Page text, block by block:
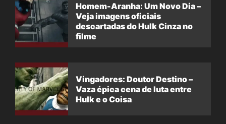
Homem-Aranha: Um Novo Dia –
Veja imagens oficiais
descartadas do Hulk Cinza no
filme
Vingadores: Doutor Destino –
Vaza épica cena de luta entre
Hulk e o Coisa